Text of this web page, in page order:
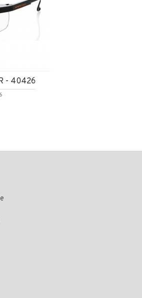
- 40426